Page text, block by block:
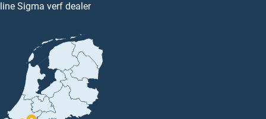
Sigma verf dealer